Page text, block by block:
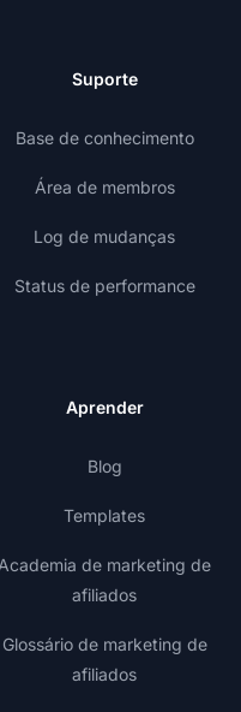
Suporte
Base de conhecimento
Área de membros
Log de mudanças
Status de performance
Aprender
Blog
Templates
Academia de marketing de
afiliados
Glossário de marketing de
afiliados